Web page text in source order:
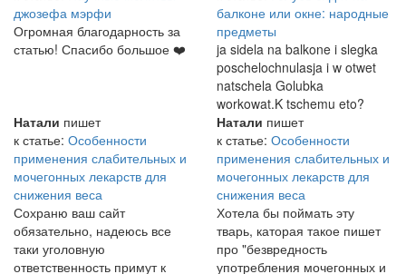
джозефа мэрфи
Огромная благодарность за
статью! Спасибо большое ❤️
балконе или окне: народные
предметы
ja sidela na balkone i slegka
poschelochnulasja i w otwet
natschela Golubka
workowat.K tschemu eto?
Натали пишет
к статье: Особенности
применения слабительных и
мочегонных лекарств для
снижения веса
Сохраню ваш сайт
обязательно, надеюсь все
таки уголовную
ответственность примут к
Натали пишет
к статье: Особенности
применения слабительных и
мочегонных лекарств для
снижения веса
Хотела бы поймать эту
тварь, каторая такое пишет
про "безвредность
употребления мочегонных и